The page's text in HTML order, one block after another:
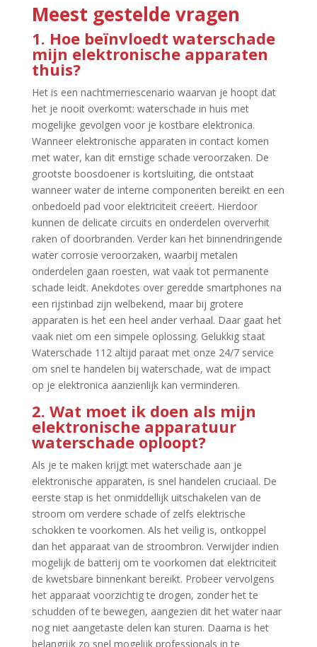
Meest gestelde vragen
1.​ Hoe beïnvloedt waterschade
mijn elektronische apparaten
thuis?
Het is een nachtmerriescenario waarvan je hoopt dat
het je nooit overkomt: waterschade in huis met
mogelijke gevolgen voor je kostbare elektronica.​
Wanneer elektronische apparaten in contact komen
met water, kan dit ernstige schade veroorzaken.​ De
grootste boosdoener is kortsluiting, die ontstaat
wanneer water de interne componenten bereikt en een
onbedoeld pad voor elektriciteit creëert.​ Hierdoor
kunnen de delicate circuits en onderdelen oververhit
raken of doorbranden.​ Verder kan het binnendringende
water corrosie veroorzaken, waarbij metalen
onderdelen gaan roesten, wat vaak tot permanente
schade leidt.​ Anekdotes over geredde smartphones na
een rijstinbad zijn welbekend, maar bij grotere
apparaten is het een heel ander verhaal.​ Daar gaat het
vaak niet om een simpele oplossing.​ Gelukkig staat
Waterschade 112 altijd paraat met onze 24/7 service
om snel te handelen bij waterschade, wat de impact
op je elektronica aanzienlijk kan verminderen.​
2.​ Wat moet ik doen als mijn
elektronische apparatuur
waterschade oploopt?
Als je te maken krijgt met waterschade aan je
elektronische apparaten, is snel handelen cruciaal.​ De
eerste stap is het onmiddellijk uitschakelen van de
stroom om verdere schade of zelfs elektrische
schokken te voorkomen.​ Als het veilig is, ontkoppel
dan het apparaat van de stroombron.​ Verwijder indien
mogelijk de batterij om te voorkomen dat elektriciteit
de kwetsbare binnenkant bereikt.​ Probeer vervolgens
het apparaat voorzichtig te drogen, zonder het te
schudden of te bewegen, aangezien dit het water naar
nog niet aangetaste delen kan sturen.​ Daarna is het
belangrijk zo snel mogelijk professionals in te